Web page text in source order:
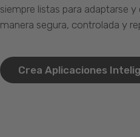
siempre listas para adaptarse
manera segura, controlada y
Crea Aplicaciones